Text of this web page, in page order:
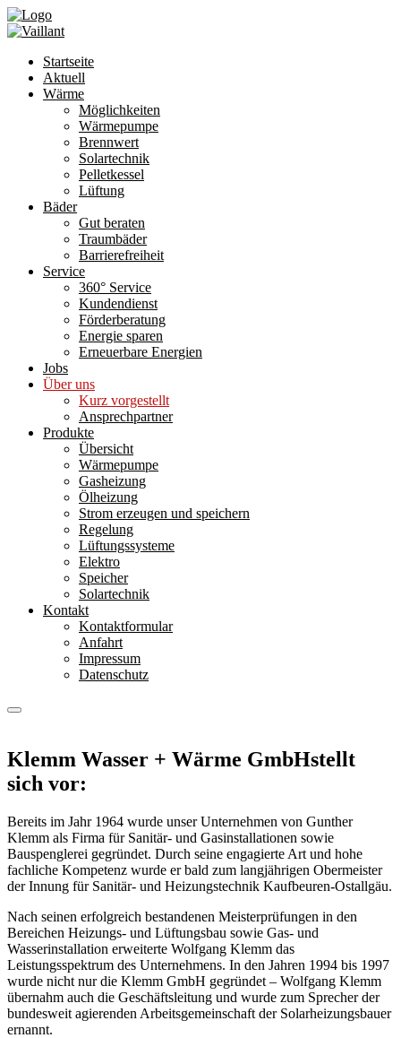
Startseite
Aktuell
Wärme
Möglichkeiten
Wärmepumpe
Brennwert
Solartechnik
Pelletkessel
Lüftung
Bäder
Gut beraten
Traumbäder
Barrierefreiheit
Service
360° Service
Kundendienst
Förderberatung
Energie sparen
Erneuerbare Energien
Jobs
Über uns
Kurz vorgestellt
Ansprechpartner
Produkte
Übersicht
Wärmepumpe
Gasheizung
Ölheizung
Strom erzeugen und speichern
Regelung
Lüftungssysteme
Elektro
Speicher
Solartechnik
Kontakt
Kontaktformular
Anfahrt
Impressum
Datenschutz
Klemm Wasser + Wärme GmbHstellt
sich vor:
Bereits im Jahr 1964 wurde unser Unternehmen von Gunther
Klemm als Firma für Sanitär- und Gasinstallationen sowie
Bauspenglerei gegründet. Durch seine engagierte Art und hohe
fachliche Kompetenz wurde er bald zum langjährigen Obermeister
der Innung für Sanitär- und Heizungstechnik Kaufbeuren-Ostallgäu.
Nach seinen erfolgreich bestandenen Meisterprüfungen in den
Bereichen Heizungs- und Lüftungsbau sowie Gas- und
Wasserinstallation erweiterte Wolfgang Klemm das
Leistungsspektrum des Unternehmens. In den Jahren 1994 bis 1997
wurde nicht nur die Klemm GmbH gegründet – Wolfgang Klemm
übernahm auch die Geschäftsleitung und wurde zum Sprecher der
bundesweit agierenden Arbeitsgemeinschaft der Solarheizungsbauer
ernannt.